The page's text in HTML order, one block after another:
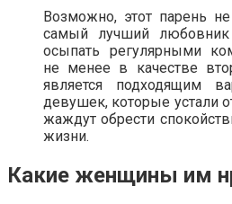
Возможно, этот парень
самый лучший
осыпать регулярными
не менее в качестве
является подходящим
девушек, которые устали
жаждут обрести
жизни.
Какие женщины им